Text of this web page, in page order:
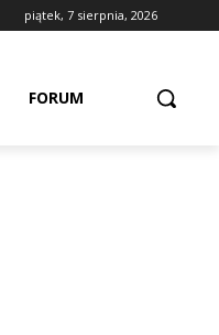
piątek, 7 sierpnia, 2026
FORUM